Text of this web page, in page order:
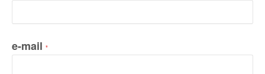
e-mail *